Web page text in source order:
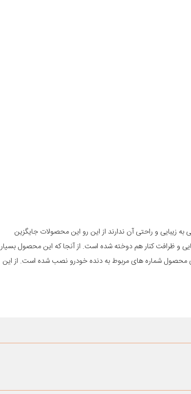
و راحتی آن ندارند از این رو این محصولات جایگزین
و ظرافت کنار هم دوخته شده است. از آنجا که این محصول بسیار
شماره های مربوط به دنده خودرو نصب شده است. از این